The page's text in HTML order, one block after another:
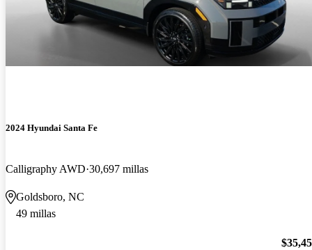
2024 Hyundai Santa Fe
Calligraphy AWD 30,697 millas
Goldsboro, NC
49 millas